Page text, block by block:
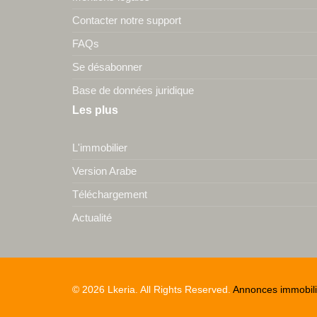
Contacter notre support
FAQs
Se désabonner
Base de données juridique
Les plus
L'immobilier
Version Arabe
Téléchargement
Actualité
© 2026 Lkeria. All Rights Reserved. Annonces